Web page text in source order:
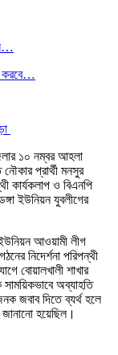
করবে…
১০ নম্বর আহলা
প্রার্থী মনসুর
কার্যকলাপ ও বিএনপি
ইউনিয়ন যুবলীগের
আওয়ামী লীগ
নিদের্শনা পরিপন্থী
বোয়ালখালী শাখার
অব্যাহতি
জবাব দিতে ব্যর্থ হলে
হয়েছিল।